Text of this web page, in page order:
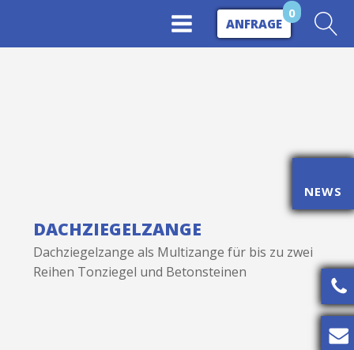
ANFRAGE
0
DACHZIEGELZANGE
Dachziegelzange als Multizange für bis zu zwei
Reihen Tonziegel und Betonsteinen
NEWS